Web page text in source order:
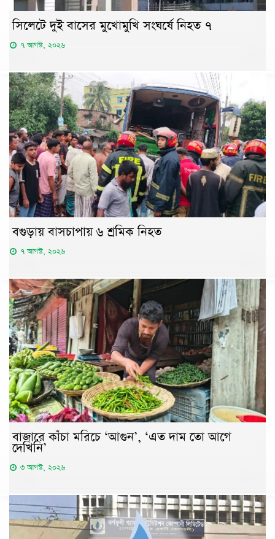
সিলেটে দুই বাসের মুখোমুখি সংঘর্ষে নিহত ৭
৭ আগস্ট, ২০২৬
বগুড়ায় বাসচাপায় ৬ শ্রমিক নিহত
৭ আগস্ট, ২০২৬
বাজারে কাঁচা মরিচে ‘আগুন’, ‘এত দাম তো আগে
দেখিনি’
৩ আগস্ট, ২০২৬